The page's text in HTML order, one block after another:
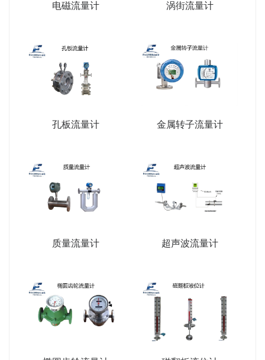
电磁流量计 涡街流量计
孔板流量计 金属转子流量计
质量流量计 超声波流量计